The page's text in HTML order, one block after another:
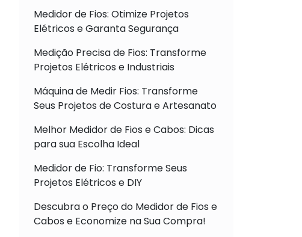
Medidor de Fios: Otimize Projetos
Elétricos e Garanta Segurança
Medição Precisa de Fios: Transforme
Projetos Elétricos e Industriais
Máquina de Medir Fios: Transforme
Seus Projetos de Costura e Artesanato
Melhor Medidor de Fios e Cabos: Dicas
para sua Escolha Ideal
Medidor de Fio: Transforme Seus
Projetos Elétricos e DIY
Descubra o Preço do Medidor de Fios e
Cabos e Economize na Sua Compra!